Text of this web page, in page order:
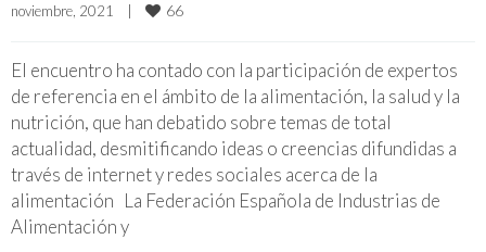
noviembre, 2021
66
El encuentro ha contado con la participación de expertos
de referencia en el ámbito de la alimentación, la salud y la
nutrición, que han debatido sobre temas de total
actualidad, desmitificando ideas o creencias difundidas a
través de internet y redes sociales acerca de la
alimentación La Federación Española de Industrias de
Alimentación y